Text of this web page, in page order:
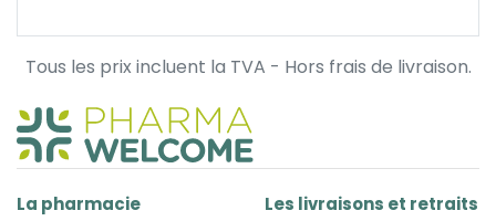
Tous les prix incluent la TVA - Hors frais de livraison.
La pharmacie Les livraisons et retraits